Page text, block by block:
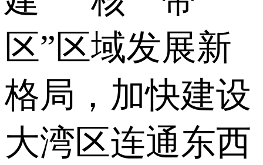
区”区域发展新
格局，加快建设
大湾区连通东西